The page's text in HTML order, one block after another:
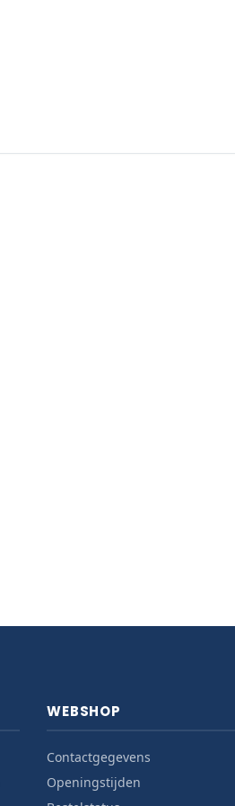
WEBSHOP
Contactgegevens
Openingstijden